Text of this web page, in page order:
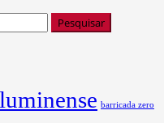
barricada zero